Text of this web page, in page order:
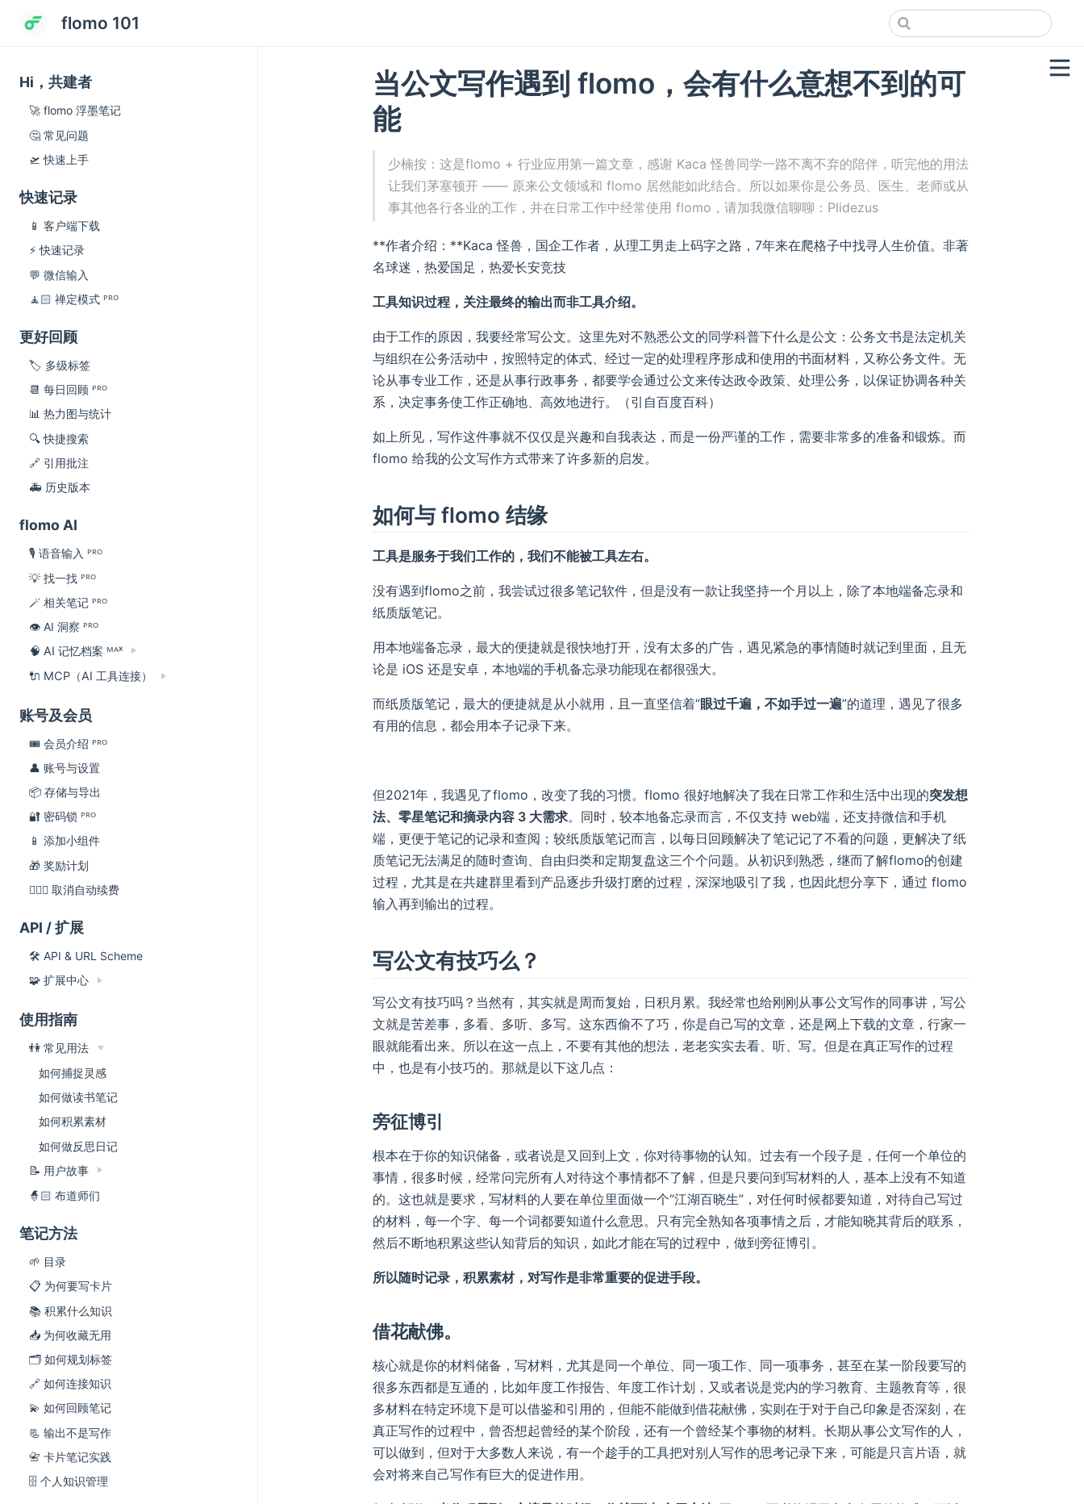
flomo 101
Hi，共建者
🚀 flomo 浮墨笔记
🤔 常见问题
🛫 快速上手
快速记录
📱 客户端下载
⚡️ 快速记录
💬 微信输入
🧘🏻 禅定模式 ᴾᴿᴼ
更好回顾
🏷 多级标签
📆 每日回顾 ᴾᴿᴼ
📊 热力图与统计
🔍 快捷搜索
🔗 引用批注
🚑 历史版本
flomo AI
🎙️ 语音输入 ᴾᴿᴼ
💡 找一找 ᴾᴿᴼ
🪄 相关笔记 ᴾᴿᴼ
👁 AI 洞察 ᴾᴿᴼ
🧠 AI 记忆档案 ᴹᴬˣ
🔌 MCP（AI 工具连接）
账号及会员
🎟 会员介绍 ᴾᴿᴼ
👤 账号与设置
📦 存储与导出
🔐 密码锁 ᴾᴿᴼ
📱 添加小组件
🎁 奖励计划
🙅🏻‍♂️ 取消自动续费
API / 扩展
🛠 API & URL Scheme
🧩 扩展中心
使用指南
👫 常见用法
如何捕捉灵感
如何做读书笔记
如何积累素材
如何做反思日记
📝 用户故事
🧙🏻 布道师们
笔记方法
🌱 目录
📋 为何要写卡片
📚 积累什么知识
📥 为何收藏无用
🗂 如何规划标签
🔗 如何连接知识
💫 如何回顾笔记
📃 输出不是写作
📇 卡片笔记实践
🗄 个人知识管理
当公文写作遇到 flomo，会有什么意想不到的可
能
少楠按：这是flomo + 行业应用第一篇文章，感谢 Kaca 怪兽同学一路不离不弃的陪伴，听完他的用法
让我们茅塞顿开 —— 原来公文领域和 flomo 居然能如此结合。所以如果你是公务员、医生、老师或从
事其他各行各业的工作，并在日常工作中经常使用 flomo，请加我微信聊聊：Plidezus
**作者介绍：**Kaca 怪兽，国企工作者，从理工男走上码字之路，7年来在爬格子中找寻人生价值。非著
名球迷，热爱国足，热爱长安竞技
工具知识过程，关注最终的输出而非工具介绍。
由于工作的原因，我要经常写公文。这里先对不熟悉公文的同学科普下什么是公文：公务文书是法定机关
与组织在公务活动中，按照特定的体式、经过一定的处理程序形成和使用的书面材料，又称公务文件。无
论从事专业工作，还是从事行政事务，都要学会通过公文来传达政令政策、处理公务，以保证协调各种关
系，决定事务使工作正确地、高效地进行。（引自百度百科）
如上所见，写作这件事就不仅仅是兴趣和自我表达，而是一份严谨的工作，需要非常多的准备和锻炼。而
flomo 给我的公文写作方式带来了许多新的启发。
如何与 flomo 结缘
工具是服务于我们工作的，我们不能被工具左右。
没有遇到flomo之前，我尝试过很多笔记软件，但是没有一款让我坚持一个月以上，除了本地端备忘录和
纸质版笔记。
用本地端备忘录，最大的便捷就是很快地打开，没有太多的广告，遇见紧急的事情随时就记到里面，且无
论是 iOS 还是安卓，本地端的手机备忘录功能现在都很强大。
而纸质版笔记，最大的便捷就是从小就用，且一直坚信着“眼过千遍，不如手过一遍”的道理，遇见了很多
有用的信息，都会用本子记录下来。
但2021年，我遇见了flomo，改变了我的习惯。flomo 很好地解决了我在日常工作和生活中出现的突发想
法、零星笔记和摘录内容 3 大需求。同时，较本地备忘录而言，不仅支持 web端，还支持微信和手机
端，更便于笔记的记录和查阅；较纸质版笔记而言，以每日回顾解决了笔记记了不看的问题，更解决了纸
质笔记无法满足的随时查询、自由归类和定期复盘这三个个问题。从初识到熟悉，继而了解flomo的创建
过程，尤其是在共建群里看到产品逐步升级打磨的过程，深深地吸引了我，也因此想分享下，通过 flomo
输入再到输出的过程。
写公文有技巧么？
写公文有技巧吗？当然有，其实就是周而复始，日积月累。我经常也给刚刚从事公文写作的同事讲，写公
文就是苦差事，多看、多听、多写。这东西偷不了巧，你是自己写的文章，还是网上下载的文章，行家一
眼就能看出来。所以在这一点上，不要有其他的想法，老老实实去看、听、写。但是在真正写作的过程
中，也是有小技巧的。那就是以下这几点：
旁征博引
根本在于你的知识储备，或者说是又回到上文，你对待事物的认知。过去有一个段子是，任何一个单位的
事情，很多时候，经常问完所有人对待这个事情都不了解，但是只要问到写材料的人，基本上没有不知道
的。这也就是要求，写材料的人要在单位里面做一个“江湖百晓生”，对任何时候都要知道，对待自己写过
的材料，每一个字、每一个词都要知道什么意思。只有完全熟知各项事情之后，才能知晓其背后的联系，
然后不断地积累这些认知背后的知识，如此才能在写的过程中，做到旁征博引。
所以随时记录，积累素材，对写作是非常重要的促进手段。
借花献佛。
核心就是你的材料储备，写材料，尤其是同一个单位、同一项工作、同一项事务，甚至在某一阶段要写的
很多东西都是互通的，比如年度工作报告、年度工作计划，又或者说是党内的学习教育、主题教育等，很
多材料在特定环境下是可以借鉴和引用的，但能不能做到借花献佛，实则在于对于自己印象是否深刻，在
真正写作的过程中，曾否想起曾经的某个阶段，还有一个曾经某个事物的材料。长期从事公文写作的人，
可以做到，但对于大多数人来说，有一个趁手的工具把对别人写作的思考记录下来，可能是只言片语，就
会对将来自己写作有巨大的促进作用。